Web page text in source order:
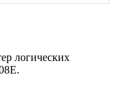
логических